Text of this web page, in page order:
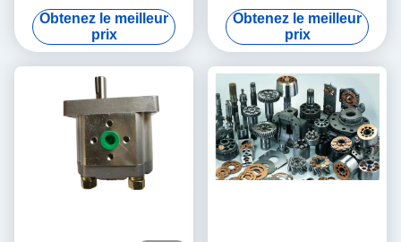
technique hydraulique
PVG100 PVG120 PVG075
d'excavatrice
Obtenez le meilleur
prix
PC200-7 PC220 de valve a
adapté aux besoins du client
Obtenez le meilleur
prix